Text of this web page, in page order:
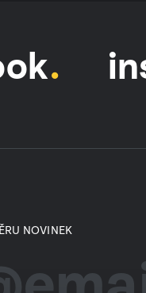
NOVINEK